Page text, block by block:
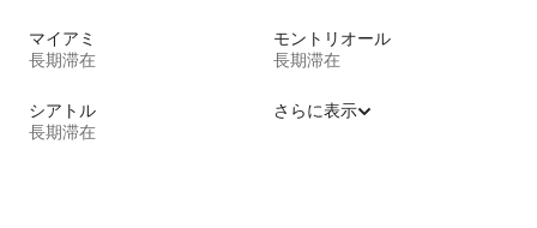
マイアミ
長期滞在
モントリオール
長期滞在
シアトル
長期滞在
さらに表示